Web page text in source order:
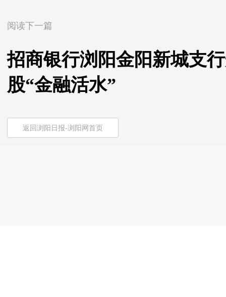
阅读下一篇
招商银行浏阳金阳新城支
股“金融活水”
返回浏阳日报-浏阳网首页